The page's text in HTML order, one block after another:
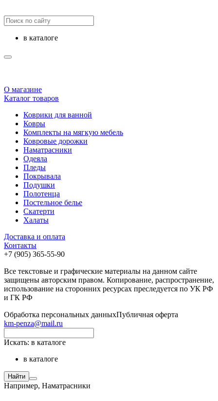
в каталоге
О магазине
Каталог товаров
Коврики для ванной
Ковры
Комплекты на мягкую мебель
Ковровые дорожки
Наматрасники
Одеяла
Пледы
Покрывала
Подушки
Полотенца
Постельное белье
Скатерти
Халаты
Доставка и оплата
Контакты
+7 (905) 365-55-90
Все текстовые и графические материалы на данном сайте
защищены авторским правом. Копирование, распространение,
использование на сторонних ресурсах преследуется по УК РФ
и ГК РФ
Обработка персональных данныхПубличная оферта
km-penza@mail.ru
Искать: в каталоге
в каталоге
Найти
Например, Наматрасники